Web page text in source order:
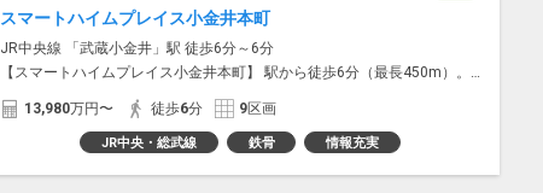
スマートハイムプレイス小金井本町
JR中央線 「武蔵小金井」駅 徒歩6分～6分
【スマートハイムプレイス小金井本町】 駅から徒歩6分（最長450m）。都心、新宿へダイレクトアク...
13,980万円〜 徒歩6分 9区画
JR中央・総武線 鉄骨 情報充実